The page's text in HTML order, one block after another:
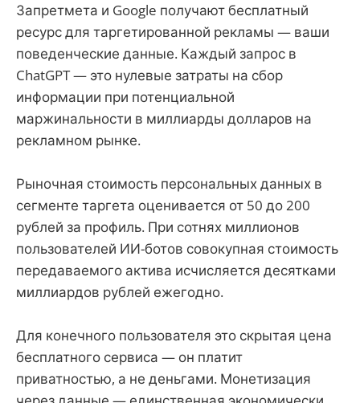
Запретмета и Google получают бесплатный
ресурс для таргетированной рекламы — ваши
поведенческие данные. Каждый запрос в
ChatGPT — это нулевые затраты на сбор
информации при потенциальной
маржинальности в миллиарды долларов на
рекламном рынке.
Рыночная стоимость персональных данных в
сегменте таргета оценивается от 50 до 200
рублей за профиль. При сотнях миллионов
пользователей ИИ-ботов совокупная стоимость
передаваемого актива исчисляется десятками
миллиардов рублей ежегодно.
Для конечного пользователя это скрытая цена
бесплатного сервиса — он платит
приватностью, а не деньгами. Монетизация